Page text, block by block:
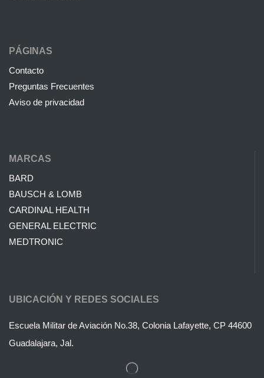
PÁGINAS
Contacto
Preguntas Frecuentes
Aviso de privacidad
MARCAS
BARD
BAUSCH & LOMB
CARDINAL HEALTH
GENERAL ELECTRIC
MEDTRONIC
UBICACIÓN Y REDES SOCIALES
Escuela Militar de Aviación No.38, Colonia Lafayette, CP 44600
Guadalajara, Jal.